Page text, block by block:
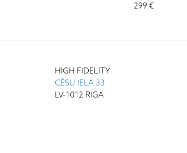
299 €
HIGH FIDELITY
CĒSU IELA 33
LV-1012 RIGA